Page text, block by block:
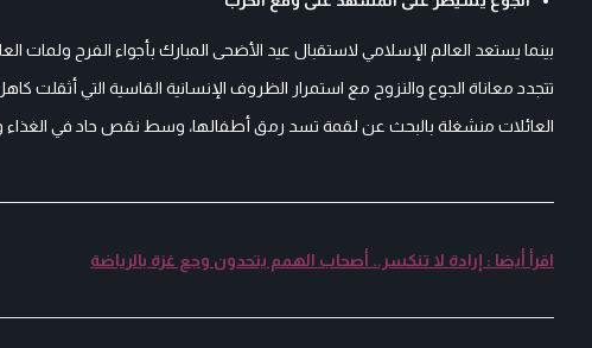
بينما يستعد العالم الإسلامي لاستقبال عيد الأضحى المبارك بأجواء الفرح ولمات
تتجدد معاناة الجوع والنزوح مع استمرار الظروف الإنسانية القاسية التي أثقلت
العائلات منشغلة بالبحث عن لقمة تسد رمق أطفالها، وسط نقص حاد في الغذاء
اقرأ أيضا : إرادة لا تنكسر.. أصحاب الهمم يتحدون وجع غزة بالرياضة